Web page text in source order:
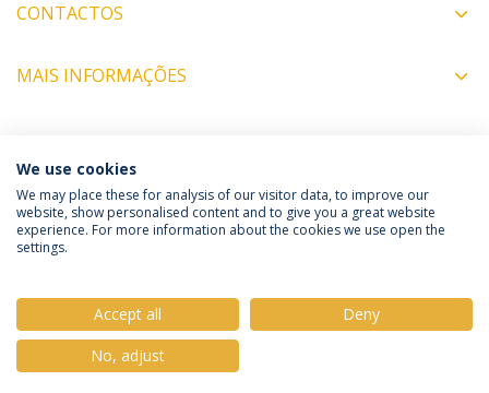
CONTACTOS
MAIS INFORMAÇÕES
COORDENADORES
Política de Privacidade
Termos e Condições
© 2026 Universidade Católica Portuguesa
We use cookies
We may place these for analysis of our visitor data, to improve our
website, show personalised content and to give you a great website
experience. For more information about the cookies we use open the
settings.
Accept all
Deny
No, adjust